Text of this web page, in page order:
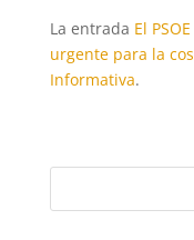
La entrada El
urgente para la
Informativa.